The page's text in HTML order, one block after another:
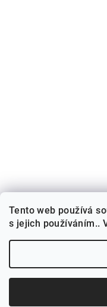
Tento web používá
s jejich používáním..